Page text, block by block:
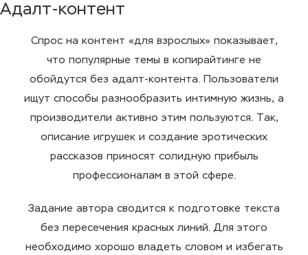
Адалт-контент
Спрос на контент «для взрослых» показывает,
что популярные темы в копирайтинге не
обойдутся без адалт-контента. Пользователи
ищут способы разнообразить интимную жизнь, а
производители активно этим пользуются. Так,
описание игрушек и создание эротических
рассказов приносят солидную прибыль
профессионалам в этой сфере.
Задание автора сводится к подготовке текста
без пересечения красных линий. Для этого
необходимо хорошо владеть словом и избегать